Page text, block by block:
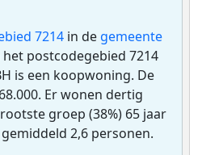
7214 in de gemeente
postcodegebied 7214
is een koopwoning. De
Er wonen dertig
groep (38%) 65 jaar
2,6 personen.